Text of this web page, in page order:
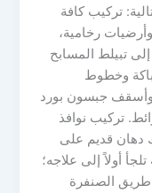
تركيب كافة
رخامية،
تبيلط المسابح
وخطوط
وأسقف جبسون بورد
تركيب نوافذ
دهان قديم على
أولاً إلى علاجه؛
طريق الصنفرة